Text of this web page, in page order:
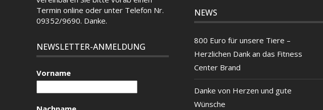
Termin online oder unter Telefon Nr.
09352/9690. Danke.
NEWSLETTER-ANMELDUNG
Vorname
NEWS
800 Euro für unsere Tiere –
Herzlichen Dank an das Fitness
Center Brand
Danke von Herzen und gute
Wünsche